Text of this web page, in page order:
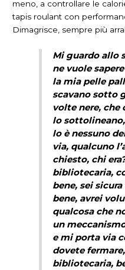
meno, a controllare le
tapis roulant con
Dimagrisce, sempre più
Mi guardo allo
ne vuole
la mia pelle
scavano sotto
volte nere, che
lo
lo è nessuno
via, qualcuno
chiesto, chi
bibliotecaria,
bene, sei
bene, avrei
qualcosa che
un
e mi porta via
dovete
bibliotecaria,